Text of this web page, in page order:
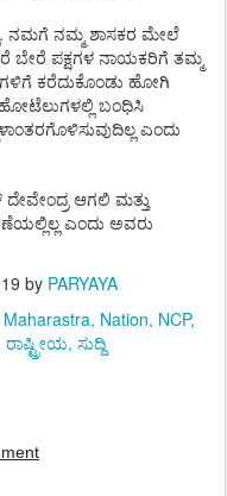
. ನಮಗೆ ನಮ್ಮ ಶಾಸಕರ ಮೇಲೆ
ಬೇರೆ ಪಕ್ಷಗಳ ನಾಯಕರಿಗೆ ತಮ್ಮ
ಕರೆದುಕೊಂಡು ಹೋಗಿ
ಬಂಧಿಸಿ
ಎಂದು
ದೇವೇಂದ್ರ ಆಗಲಿ ಮತ್ತು
ಎಂದು ಅವರು
by PARYAYA
Maharastra Nation NCP
ರಾಷ್ಟ್ರೀಯ ಸುದ್ದಿ